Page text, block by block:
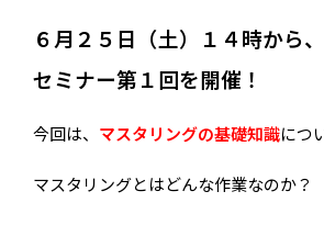
６月２５日（土）１４時から
セミナー第１回を開催！
今回は、 マスタリングの基礎知識につ
マスタリングとはどんな作業なのか？